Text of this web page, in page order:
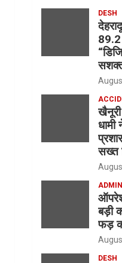
DESH
89.2
धामी
सख्त
बड़ी
फड़
DESH